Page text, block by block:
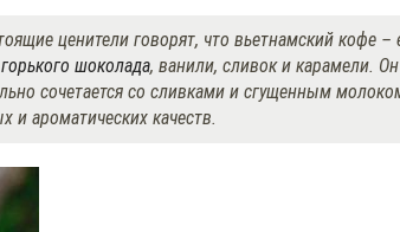
ценители говорят, что вьетнамский кофе
горького шоколада, ванили, сливок и карамели.
сочетается со сливками и сгущенным
и ароматических качеств.